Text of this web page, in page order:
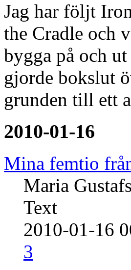
Jag har följt
the Cradle och
bygga på och
gjorde bokslut
grunden till ett
2010-01-16
Mina femtio
Maria
Text
2010-01-16
3